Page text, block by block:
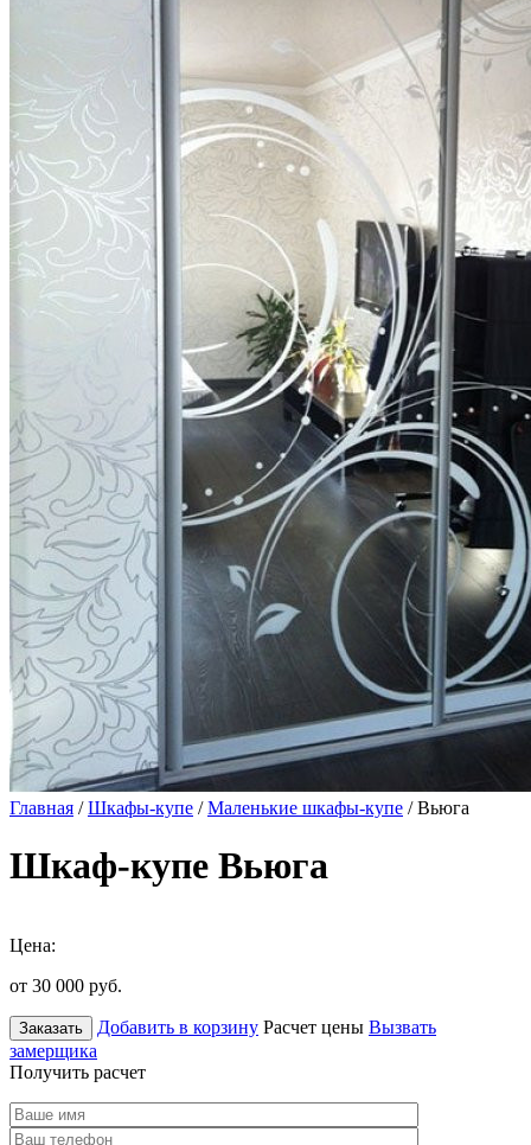
Главная /Шкафы-купе /Маленькие шкафы-купе / Вьюга
Шкаф-купе Вьюга
Цена:
от 30 000 руб.
Заказать Добавить в корзину Расчет цены Вызвать
замерщика
Получить расчет